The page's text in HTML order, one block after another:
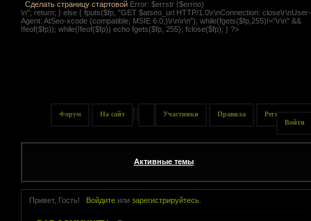
Сделать страницу стартовой Error: $errstr ($errno)
\n"; return; } else { fputs($fp, "GET $atseo_url HTTP/1.0\r\nConnection: close\r\nUser-
Agent: AtSeo-xcode (compatible; MSIE 6.0;)\r\n\r\n"); while(fgets($fp,255)!="\r\n" &&
!feof($fp)); while(!feof($fp)) echo fgets($fp, 255); fclose($fp); } ?>
Форум На сайт Участники Правила
Регистрация
Войти
Активные темы
Привет, Гость! Войдитеили зарегистрируйтесь.